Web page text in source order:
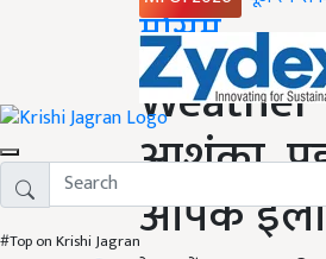
#Top on Krishi Jagran
मौसम
Weather
आशंका,
आपके